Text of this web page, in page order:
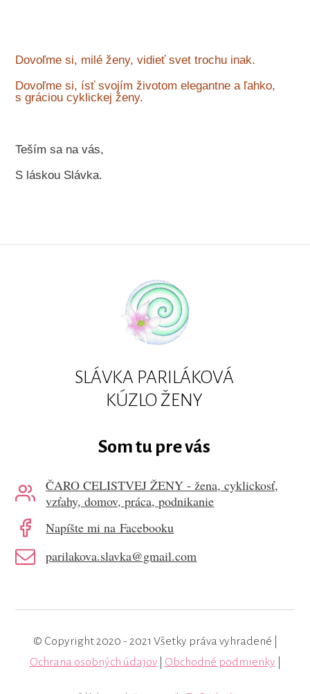
Dovoľme si, milé ženy, vidieť svet trochu inak.
Dovoľme si, ísť svojím životom elegantne a ľahko,
s gráciou cyklickej ženy.
Teším sa na vás,
S láskou Slávka.
SLÁVKA PARILÁKOVÁ
KÚZLO ŽENY
Som tu pre vás
ČARO CELISTVEJ ŽENY - žena, cyklickosť,
vzťahy, domov, práca, podnikanie
Napíšte mi na Facebooku
parilakova.slavka@gmail.com
© Copyright 2020 - 2021 Všetky práva vyhradené |
Ochrana osobných údajov| Obchodné podmienky